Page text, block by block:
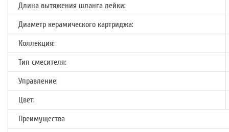
Длина вытяжения шланга лейки:
Диаметр керамического картриджа:
Коллекция:
Тип смесителя:
Управление:
Цвет:
Преимущества